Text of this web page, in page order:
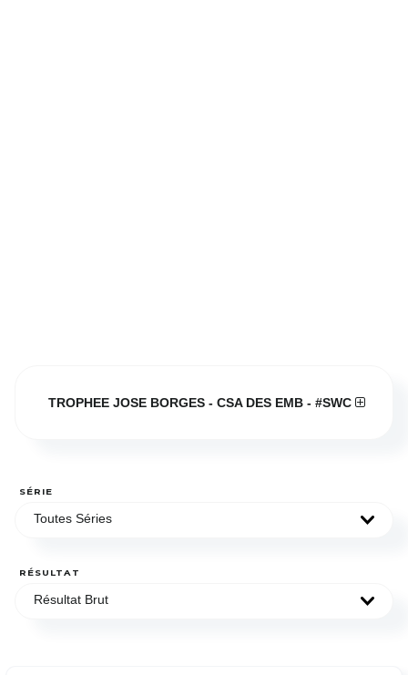
TROPHEE JOSE BORGES - CSA DES EMB - #SWC
SÉRIE
Toutes Séries
RÉSULTAT
Résultat Brut